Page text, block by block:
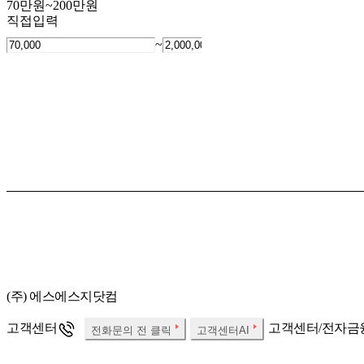
70만원~200만원
직접입력
~
(주) 에스에스지닷컴
고객센터 전화문의 전 클릭 고객센터AI 고객센터/전자금